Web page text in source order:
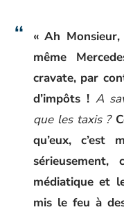
« Ah
même
cravate, par
d’impôts ! A
que les taxis ?
qu’eux,
médiatique et
mis le feu à